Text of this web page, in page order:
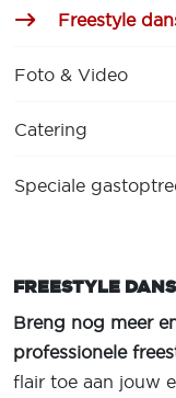
Freestyle
Foto & Video
Catering
Speciale
FREESTYLE
Breng nog meer
professionele
flair toe aan jouw